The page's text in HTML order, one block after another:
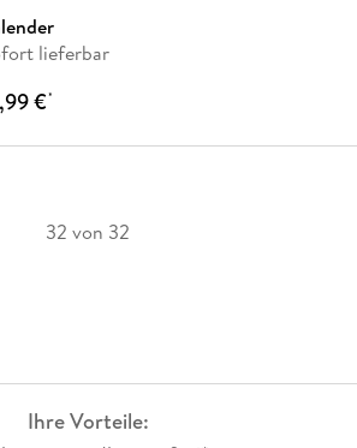
lieferbar
€*
32 von 32
Ihre Vorteile: